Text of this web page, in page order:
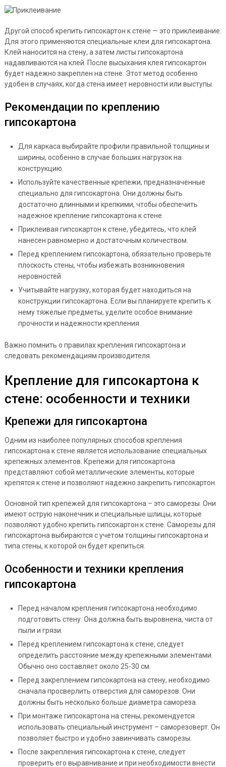
Другой способ крепить гипсокартон к стене — это приклеивание.
Для этого применяются специальные клеи для гипсокартона.
Клей наносится на стену, а затем листы гипсокартона
надавливаются на клей. После высыхания клея гипсокартон
будет надежно закреплен на стене. Этот метод особенно
удобен в случаях, когда стена имеет неровности или выступы.
Рекомендации по креплению
гипсокартона
Для каркаса выбирайте профили правильной толщины и
ширины, особенно в случае больших нагрузок на
конструкцию.
Используйте качественные крепежи, предназначенные
специально для гипсокартона. Они должны быть
достаточно длинными и крепкими, чтобы обеспечить
надежное крепление гипсокартона к стене.
Приклеивая гипсокартон к стене, убедитесь, что клей
нанесен равномерно и достаточным количеством.
Перед креплением гипсокартона, обязательно проверьте
плоскость стены, чтобы избежать возникновения
неровностей.
Учитывайте нагрузку, которая будет находиться на
конструкции гипсокартона. Если вы планируете крепить к
нему тяжелые предметы, уделите особое внимание
прочности и надежности крепления.
Важно помнить о правилах крепления гипсокартона и
следовать рекомендациям производителя.
Крепление для гипсокартона к
стене: особенности и техники
Крепежи для гипсокартона
Одним из наиболее популярных способов крепления
гипсокартона к стене является использование специальных
крепежных элементов. Крепежи для гипсокартона
представляют собой металлические элементы, которые
крепятся к стене и позволяют надежно закрепить гипсокартон.
Основной тип крепежей для гипсокартона – это саморезы. Они
имеют острую наконечник и специальные шлицы, которые
позволяют удобно крепить гипсокартон к стене. Саморезы для
гипсокартона выбираются с учетом толщины гипсокартона и
типа стены, к которой он будет крепиться.
Особенности и техники крепления
гипсокартона
Перед началом крепления гипсокартона необходимо
подготовить стену. Она должна быть выровнена, чиста от
пыли и грязи.
Перед креплением гипсокартона к стене, следует
определить расстояние между крепежными элементами.
Обычно оно составляет около 25-30 см.
Перед закреплением гипсокартона на стену, необходимо
сначала просверлить отверстия для саморезов. Они
должны быть несколько больше диаметра самореза.
При монтаже гипсокартона на стены, рекомендуется
использовать специальный инструмент – саморезоверт. Он
позволяет быстро и удобно завинчивать саморезы.
После закрепления гипсокартона к стене, следует
проверить его выравнивание и при необходимости внести